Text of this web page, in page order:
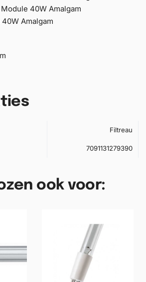
40W Amalgam
Amalgam
Filtreau
7091131279390
ook voor: